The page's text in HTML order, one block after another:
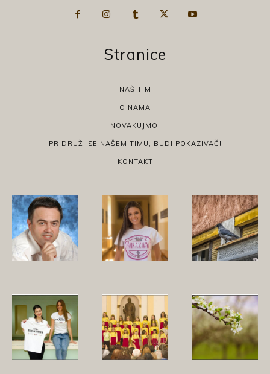
Stranice
NAŠ TIM
O NAMA
NOVAKUJMO!
PRIDRUŽI SE NAŠEM TIMU, BUDI POKAZIVAČ!
KONTAKT